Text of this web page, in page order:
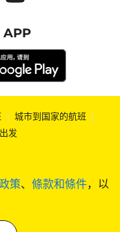
策、 條款和條件，以
APP
| 城市到国家的航班 |
发